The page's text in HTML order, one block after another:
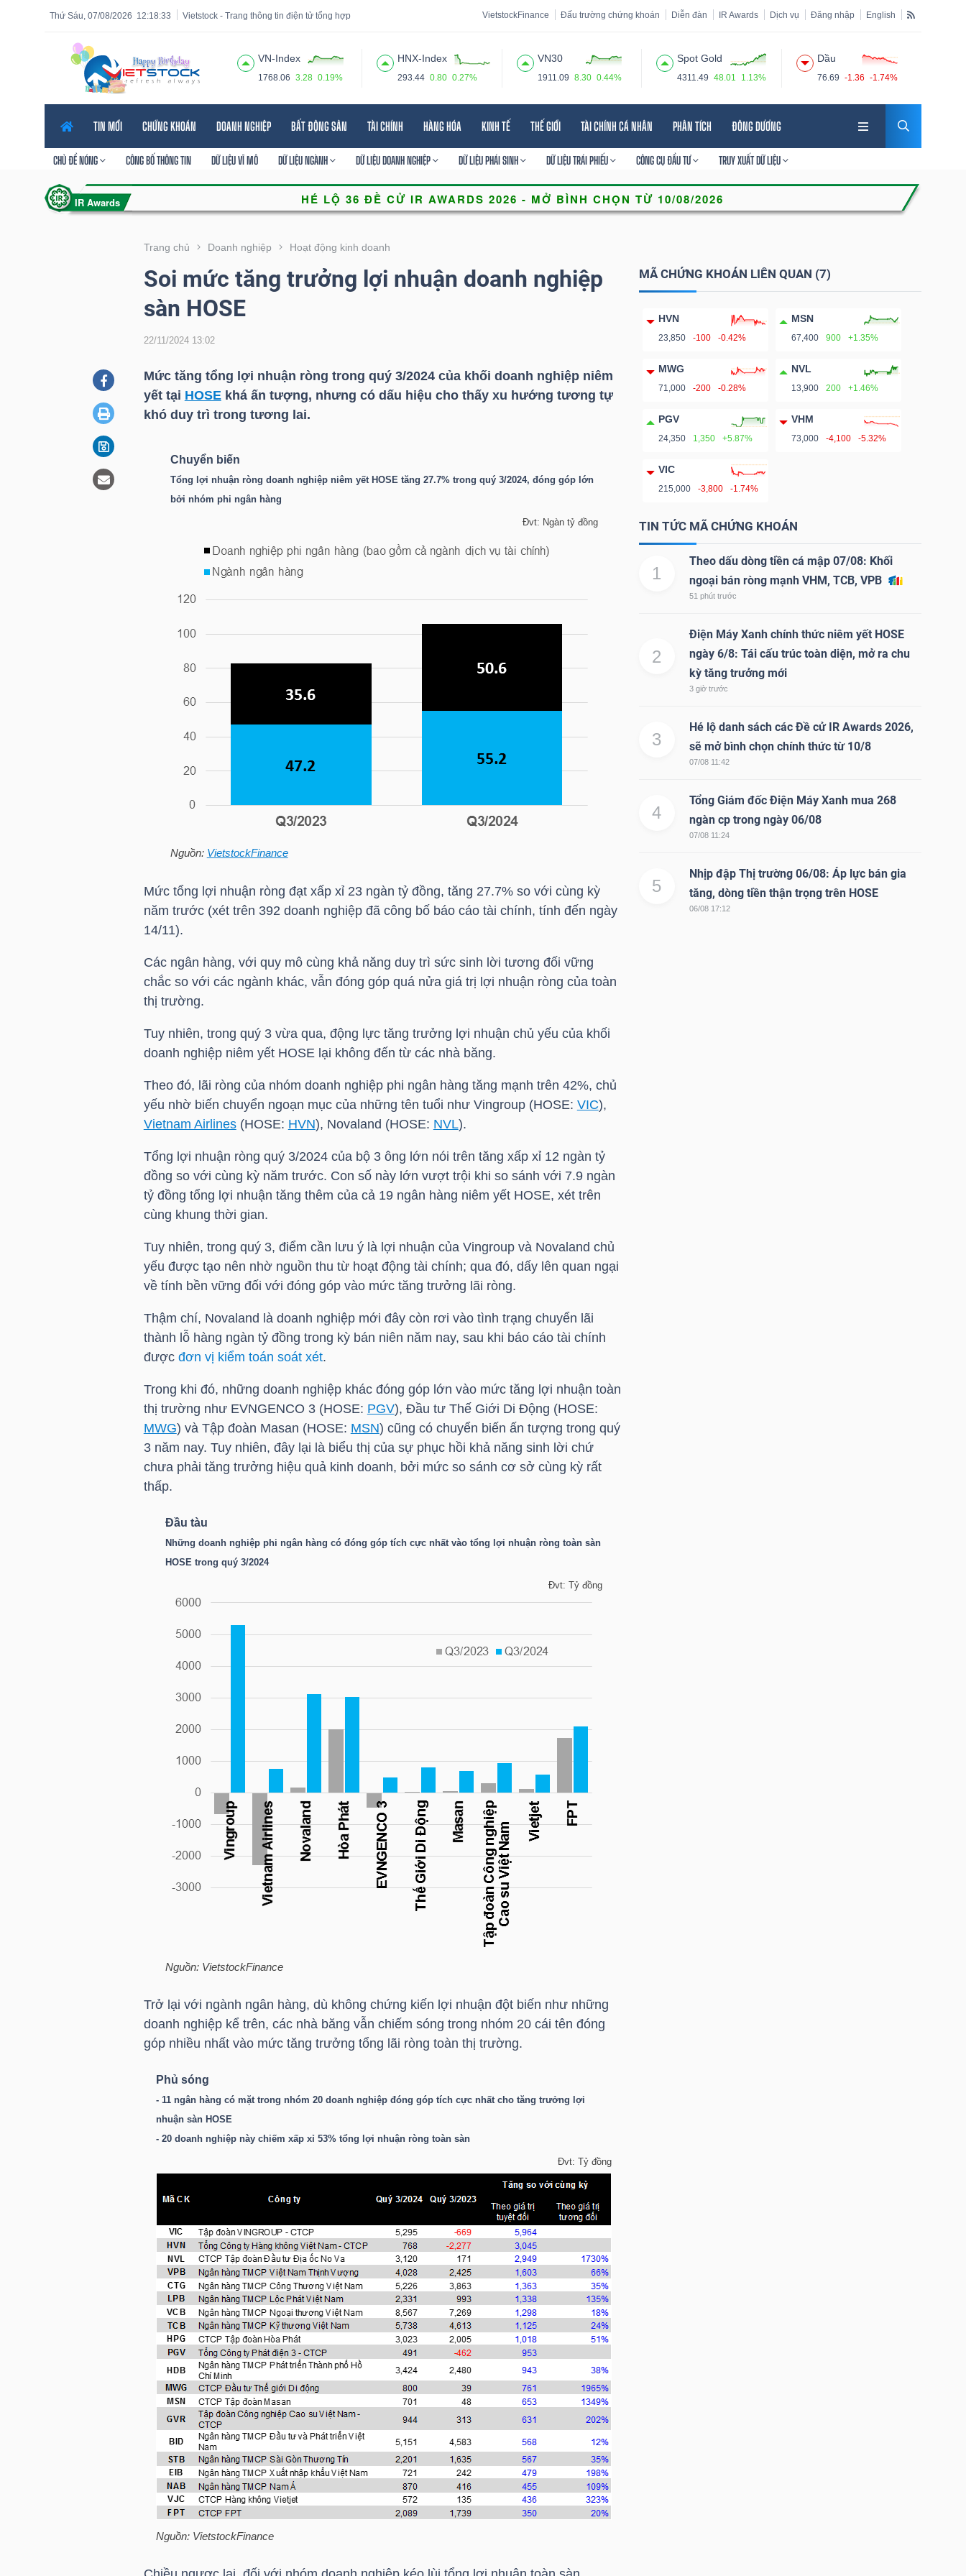
12:18:34
Thứ Sáu, 07/08/2026 Vietstock - Trang thông tin điện tử tổng hợp VietstockFinance Đấu trường chứng khoán Diễn đàn IR Awards Dịch vụ Đăng nhập English
VN-Index
1768.06 3.28 0.19%
HNX-Index
293.44 0.80 0.27%
VN30
1911.09 8.30 0.44%
Spot Gold
4311.49 48.01 1.13%
Dầu
76.69 -1.36 -1.74%
TIN MỚI CHỨNG KHOÁN DOANH NGHIỆP BẤT ĐỘNG SẢN TÀI CHÍNH HÀNG HÓA KINH TẾ THẾ GIỚI TÀI CHÍNH CÁ NHÂN PHÂN TÍCH ĐÔNG DƯƠNG
CHỦ ĐỀ NÓNG CÔNG BỐ THÔNG TIN DỮ LIỆU VĨ MÔ DỮ LIỆU NGÀNH DỮ LIỆU DOANH NGHIỆP DỮ LIỆU PHÁI SINH DỮ LIỆU TRÁI PHIẾU CÔNG CỤ ĐẦU TƯ TRUY XUẤT DỮ LIỆU
Trang chủ Doanh nghiệp Hoạt động kinh doanh
Soi mức tăng trưởng lợi nhuận doanh nghiệp
sàn HOSE
22/11/2024 13:02
Mức tăng tổng lợi nhuận ròng trong quý 3/2024 của khối doanh nghiệp niêm
yết tại HOSEkhá ấn tượng, nhưng có dấu hiệu cho thấy xu hướng tương tự
khó duy trì trong tương lai.
Chuyển biến
Tổng lợi nhuận ròng doanh nghiệp niêm yết HOSEtăng 27.7% trong quý 3/2024, đóng góp lớn
bởi nhóm phi ngân hàng
Đvt: Ngàn tỷ đồng
Nguồn: VietstockFinance
Mức tổng lợi nhuận ròng đạt xấp xỉ 23 ngàn tỷ đồng, tăng 27.7% so với cùng kỳ
năm trước (xét trên 392 doanh nghiệp đã công bố báo cáo tài chính, tính đến ngày
14/11).
Các ngân hàng, với quy mô cùng khả năng duy trì sức sinh lời tương đối vững
chắc so với các ngành khác, vẫn đóng góp quá nửa giá trị lợi nhuận ròng của toàn
thị trường.
Tuy nhiên, trong quý 3 vừa qua, động lực tăng trưởng lợi nhuận chủ yếu của khối
doanh nghiệp niêm yết HOSE lại không đến từ các nhà băng.
Theo đó, lãi ròng của nhóm doanh nghiệp phi ngân hàng tăng mạnh trên 42%, chủ
yếu nhờ biến chuyển ngoạn mục của những tên tuổi như Vingroup (HOSE: VIC),
Vietnam Airlines(HOSE: HVN), Novaland (HOSE: NVL).
Tổng lợi nhuận ròng quý 3/2024 của bộ 3 ông lớn nói trên tăng xấp xỉ 12 ngàn tỷ
đồng so với cùng kỳ năm trước. Con số này lớn vượt trội khi so sánh với 7.9 ngàn
tỷ đồng tổng lợi nhuận tăng thêm của cả 19 ngân hàng niêm yết HOSE, xét trên
cùng khung thời gian.
Tuy nhiên, trong quý 3, điểm cần lưu ý là lợi nhuận của Vingroup và Novaland chủ
yếu được tạo nên nhờ nguồn thu từ hoạt động tài chính; qua đó, dấy lên quan ngại
về tính bền vững đối với đóng góp vào mức tăng trưởng lãi ròng.
Thậm chí, Novaland là doanh nghiệp mới đây còn rơi vào tình trạng chuyển lãi
thành lỗ hàng ngàn tỷ đồng trong kỳ bán niên năm nay, sau khi báo cáo tài chính
được đơn vị kiểm toán soát xét.
Trong khi đó, những doanh nghiệp khác đóng góp lớn vào mức tăng lợi nhuận toàn
thị trường như EVNGENCO 3 (HOSE: PGV), Đầu tư Thế Giới Di Động (HOSE:
MWG) và Tập đoàn Masan (HOSE: MSN) cũng có chuyển biến ấn tượng trong quý
3 năm nay. Tuy nhiên, đây lại là biểu thị của sự phục hồi khả năng sinh lời chứ
chưa phải tăng trưởng hiệu quả kinh doanh, bởi mức so sánh cơ sở cùng kỳ rất
thấp.
Đầu tàu
Những doanh nghiệp phi ngân hàng có đóng góp tích cực nhất vào tổng lợi nhuận ròng toàn sàn
HOSE trong quý 3/2024
Đvt: Tỷ đồng
Nguồn: VietstockFinance
Trở lại với ngành ngân hàng, dù không chứng kiến lợi nhuận đột biến như những
doanh nghiệp kể trên, các nhà băng vẫn chiếm sóng trong nhóm 20 cái tên đóng
góp nhiều nhất vào mức tăng trưởng tổng lãi ròng toàn thị trường.
Phủ sóng
- 11 ngân hàng có mặt trong nhóm 20 doanh nghiệp đóng góp tích cực nhất cho tăng trưởng lợi
nhuận sàn HOSE
- 20 doanh nghiệp này chiếm xấp xỉ 53% tổng lợi nhuận ròng toàn sàn
Đvt: Tỷ đồng
Nguồn: VietstockFinance
MÃ CHỨNG KHOÁN LIÊN QUAN (7)
HVN
23,850 -100 -0.42%
MSN
67,400 900 +1.35%
MWG
71,000 -200 -0.28%
NVL
13,900 200 +1.46%
PGV
24,350 1,350 +5.87%
VHM
73,000 -4,100 -5.32%
VIC
215,000 -3,800 -1.74%
TIN TỨC MÃ CHỨNG KHOÁN
1
Theo dấu dòng tiền cá mập 07/08: Khối
ngoại bán ròng mạnh VHM, TCB, VPB
51 phút trước
2
Điện Máy Xanh chính thức niêm yết HOSE
ngày 6/8: Tái cấu trúc toàn diện, mở ra chu
kỳ tăng trưởng mới
3 giờ trước
3
Hé lộ danh sách các Đề cử IR Awards 2026,
sẽ mở bình chọn chính thức từ 10/8
07/08 11:42
4
Tổng Giám đốc Điện Máy Xanh mua 268
ngàn cp trong ngày 06/08
07/08 11:24
5
Nhịp đập Thị trường 06/08: Áp lực bán gia
tăng, dòng tiền thận trọng trên HOSE
06/08 17:12
Tính năng
năng
VIETSTOCK